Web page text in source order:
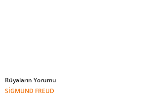
Rüyaların Yorumu
SIGMUND FREUD